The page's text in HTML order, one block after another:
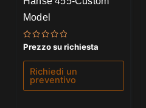
Model
Valutato
0
su
Prezzo su richiesta
Richiedi un
preventivo